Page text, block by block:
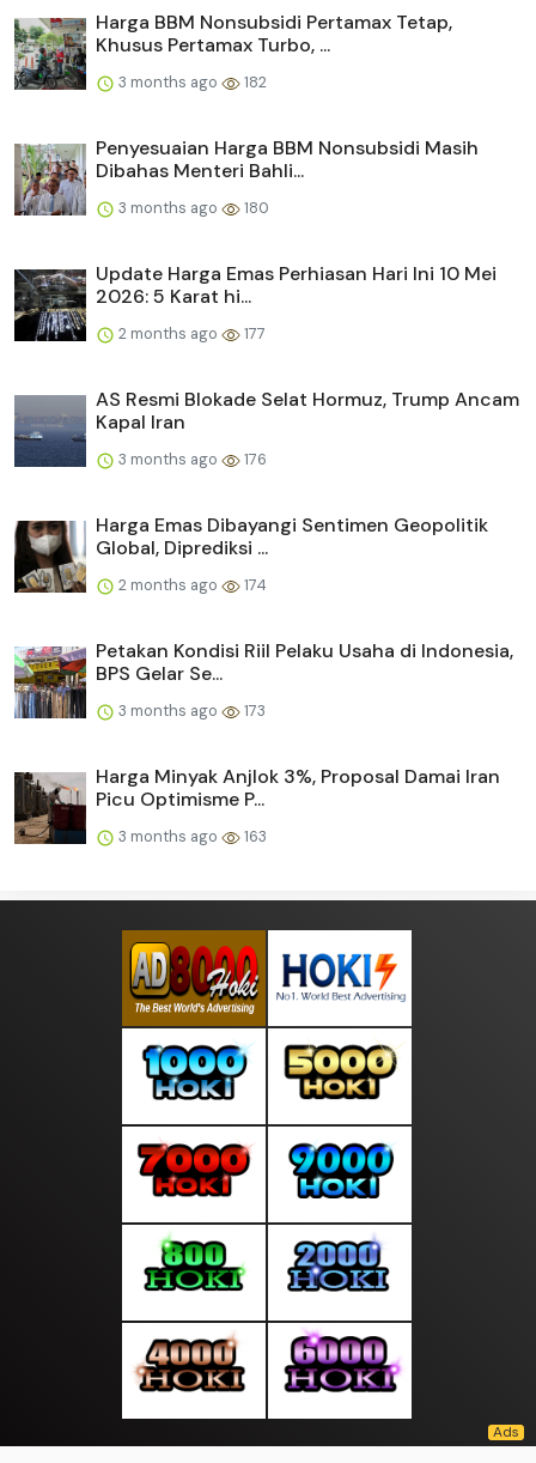
Harga BBM Nonsubsidi Pertamax Tetap,
Khusus Pertamax Turbo, ...
3 months ago 182
Penyesuaian Harga BBM Nonsubsidi Masih
Dibahas Menteri Bahli...
3 months ago 180
Update Harga Emas Perhiasan Hari Ini 10 Mei
2026: 5 Karat hi...
2 months ago 177
AS Resmi Blokade Selat Hormuz, Trump Ancam
Kapal Iran
3 months ago 176
Harga Emas Dibayangi Sentimen Geopolitik
Global, Diprediksi ...
2 months ago 174
Petakan Kondisi Riil Pelaku Usaha di Indonesia,
BPS Gelar Se...
3 months ago 173
Harga Minyak Anjlok 3%, Proposal Damai Iran
Picu Optimisme P...
3 months ago 163